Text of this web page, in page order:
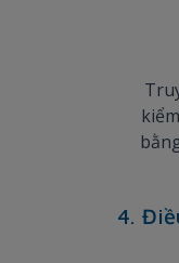
4.